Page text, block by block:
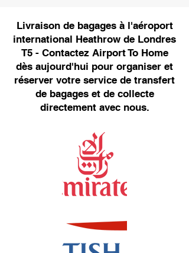
Livraison de bagages à l'aéroport
international Heathrow de Londres
T5 - Contactez Airport To Home
dès aujourd'hui pour organiser et
réserver votre service de transfert
de bagages et de collecte
directement avec nous.